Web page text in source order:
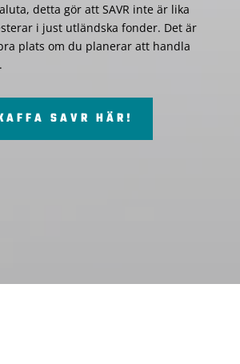
detta gör att SAVR inte är lika
i just utländska fonder. Det är
plats om du planerar att handla
SAVR HÄR!